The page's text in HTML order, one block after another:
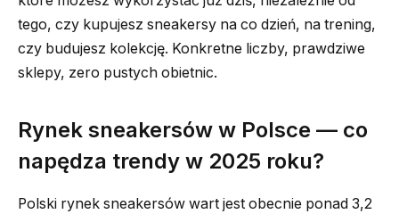
tego, czy kupujesz sneakersy na co dzień, na trening,
czy budujesz kolekcję. Konkretne liczby, prawdziwe
sklepy, zero pustych obietnic.
Rynek sneakersów w Polsce — co
napędza trendy w 2025 roku?
Polski rynek sneakersów wart jest obecnie ponad 3,2